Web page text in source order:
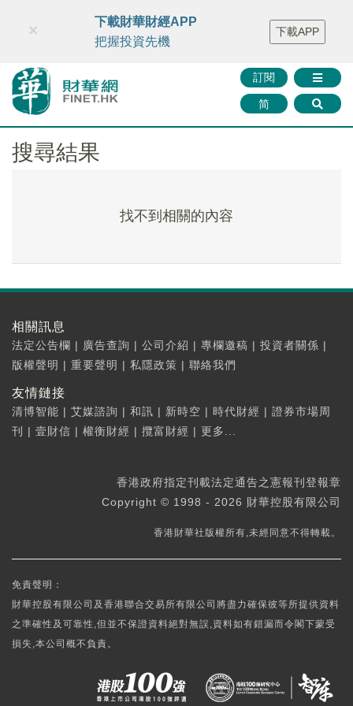
財華智庫網 FINTV FINMETA 財華證券 媒體矩陣
智庫沙龍
聯絡我們
訂閱
简
×
下載財華財經APP
把握投資先機
下載APP
搜尋結果
找不到相關的內容
相關訊息
法定公告欄 | 廣告查詢 | 公司介紹 | 專欄邀稿 | 投資者關係 |
版權聲明 | 重要聲明 | 私隱政策 | 聯絡我們
友情鏈接
清博智能 | 艾媒諮詢 | 和訊 | 新時空 | 時代財經 | 證券市場周
刊
| 壹財信 | 權衡財經 | 攬富財經 | 更多...
香港政府指定刊載法定通告之憲報刊登報章
Copyright © 1998 - 2026 財華控股有限公司
香港財華社版權所有,未經同意不得轉載。
免責聲明：
財華控股有限公司及香港聯合交易所有限公司將盡力確保彼等所提供資料
之準確性及可靠性,但並不保證資料絕對無誤,資料如有錯漏而令閣下蒙受
損失,本公司概不負責。